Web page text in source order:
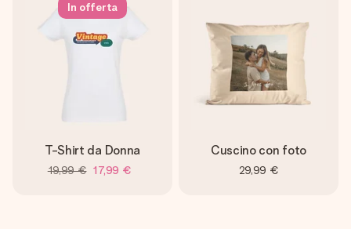
In offerta
T-Shirt da Donna
19,99 € 17,99 €
Cuscino con foto
29,99 €